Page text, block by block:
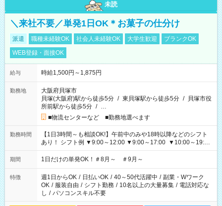
未読
＼来社不要／単発1日OK＊お菓子の仕分け
派遣 職種未経験OK 社会人未経験OK 大学生歓迎
ブランクOK
WEB登録・面接OK
給与 時給1,500円～1,875円
勤務地
大阪府貝塚市
貝塚(大阪府)駅から徒歩5分 / 東貝塚駅から徒歩5分 / 貝塚市役
所前駅から徒歩5分 / …
■物流センターなど ■勤務地選べます
勤務時間
【1日3時間～も相談OK!】午前中のみや18時以降などのシフト
あり！ シフト例 ▼9:00～12:00 ▼9:00～17:00 ▼10:00～19:00
▼18:00～21:00
期間 1日だけの単発OK！＃8月～ ＃9月～
特徴 週1日からOK / 日払いOK / 40～50代活躍中 / 副業・Wワーク
OK / 服装自由 / シフト勤務 / 10名以上の大量募集 / 電話対応な
し / パソコンスキル不要